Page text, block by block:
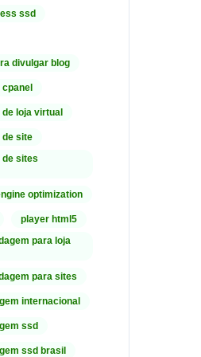
ssd
divulgar blog
loja virtual
de site
de sites
optimization
player html5
para loja
para sites
internacional
ssd
ssd brasil